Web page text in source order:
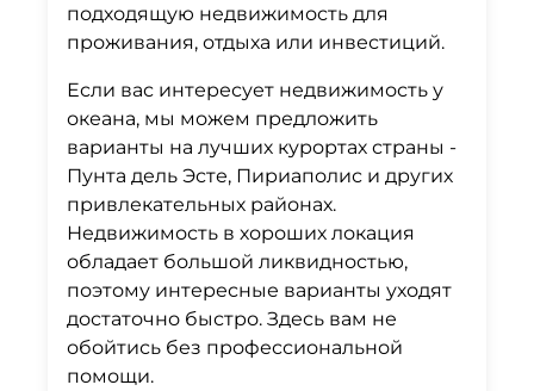
подходящую недвижимость для
проживания, отдыха или инвестиций.
Если вас интересует недвижимость у
океана, мы можем предложить
варианты на лучших курортах страны -
Пунта дель Эсте, Пириаполис и других
привлекательных районах.
Недвижимость в хороших локация
обладает большой ликвидностью,
поэтому интересные варианты уходят
достаточно быстро. Здесь вам не
обойтись без профессиональной
помощи.